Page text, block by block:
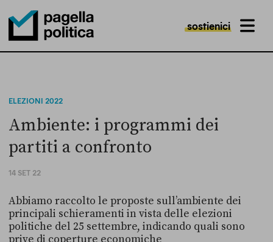
Pagella Politica Logo
sostienici MENU
ELEZIONI 2022
Ambiente: i programmi dei
partiti a confronto
14 SET 22
Abbiamo raccolto le proposte sull’ambiente dei
principali schieramenti in vista delle elezioni
politiche del 25 settembre, indicando quali sono